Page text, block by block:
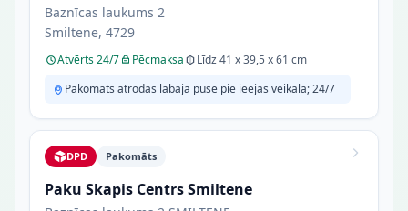
Baznīcas laukums 2
Smiltene, 4729
Atvērts 24/7 Pēcmaksa
Līdz 41 x 39,5 x 61 cm
Pakomāts atrodas labajā pusē pie ieejas veikalā; 24/7
DPD Pakomāts
Paku Skapis Centrs Smiltene